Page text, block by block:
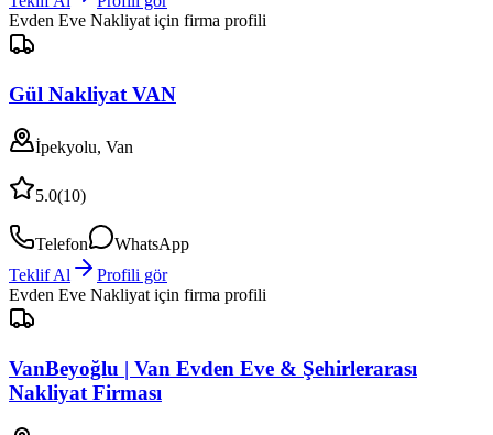
Evden Eve Nakliyat için firma profili
Gül Nakliyat VAN
İpekyolu, Van
5.0(10)
Telefon
WhatsApp
Teklif Al
Profili gör
Evden Eve Nakliyat için firma profili
VanBeyoğlu | Van Evden Eve & Şehirlerarası
Nakliyat Firması